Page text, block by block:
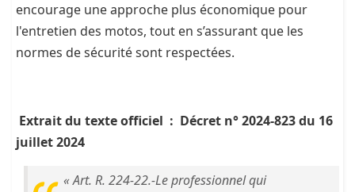
encourage une approche plus économique pour
l'entretien des motos, tout en s’assurant que les
normes de sécurité sont respectées.
Extrait du texte officiel : Décret n° 2024-823 du 16
juillet 2024
« Art. R. 224-22.-Le professionnel qui